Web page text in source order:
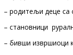
– родитељи деце са
– становници
– бивши извршиоци